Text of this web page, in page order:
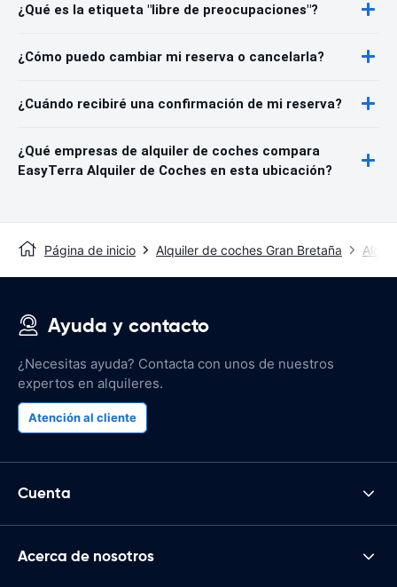
¿Qué es la etiqueta "libre de preocupaciones"?
¿Cómo puedo cambiar mi reserva o cancelarla?
¿Cuándo recibiré una confirmación de mi reserva?
¿Qué empresas de alquiler de coches compara
EasyTerra Alquiler de Coches en esta ubicación?
Página de inicio Alquiler de coches Gran Bretaña
Ayuda y contacto
¿Necesitas ayuda? Contacta con unos de nuestros
expertos en alquileres.
Atención al cliente
Cuenta
Acerca de nosotros